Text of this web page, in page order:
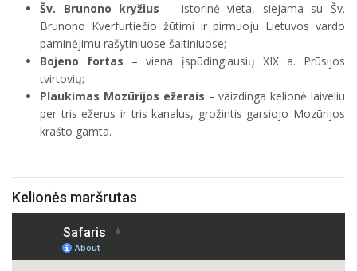
Šv. Brunono kryžius – istorinė vieta, siejama su Šv.
Brunono Kverfurtiečio žūtimi ir pirmuoju Lietuvos vardo
paminėjimu rašytiniuose šaltiniuose;
Bojeno fortas – viena įspūdingiausių XIX a. Prūsijos
tvirtovių;
Plaukimas Mozūrijos ežerais – vaizdinga kelionė laiveliu
per tris ežerus ir tris kanalus, grožintis garsiojo Mozūrijos
krašto gamta.
Kelionės maršrutas